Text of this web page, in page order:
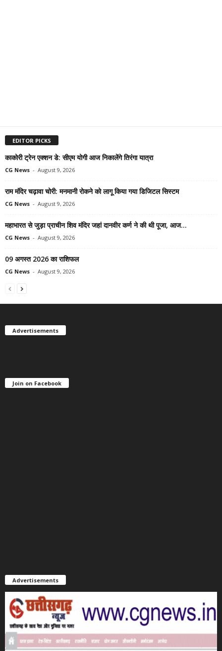
EDITOR PICKS
काकोरी ट्रेन एक्शन डे: सीएम योगी आज निकालेंगे तिरंगा यात्रा
CG News - August 9, 2026
राम मंदिर चढ़ावा चोरी: मनमानी रोकने को लागू किया गया डिजिटल सिस्टम
CG News - August 9, 2026
महाभारत से जुड़ा प्राचीन शिव मंदिर जहां दानवीर कर्ण ने की थी पूजा, आज...
CG News - August 9, 2026
09 अगस्त 2026 का राशिफल
CG News - August 9, 2026
Advertisements
Join on Facebook
Advertisements